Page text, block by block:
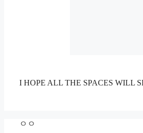
I HOPE ALL THE SPACES WILL
ㅇㅇ